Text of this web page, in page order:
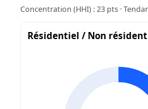
Concentration (HHI) : 23 pts ·
Résidentiel / Non